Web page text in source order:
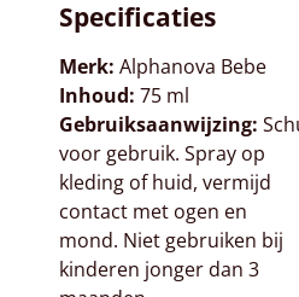
Specificaties
Merk: Alphanova Bebe
Inhoud: 75 ml
Gebruiksaanwijzing:
voor gebruik. Spray op
kleding of huid, vermijd
contact met ogen en
mond. Niet gebruiken bij
kinderen jonger dan 3